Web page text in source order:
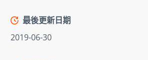
最後更新日期
2019-06-30